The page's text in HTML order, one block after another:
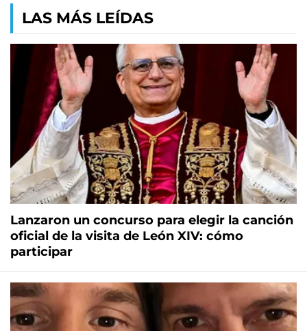
LAS MÁS LEÍDAS
Lanzaron un concurso para elegir la canción
oficial de la visita de León XIV: cómo
participar